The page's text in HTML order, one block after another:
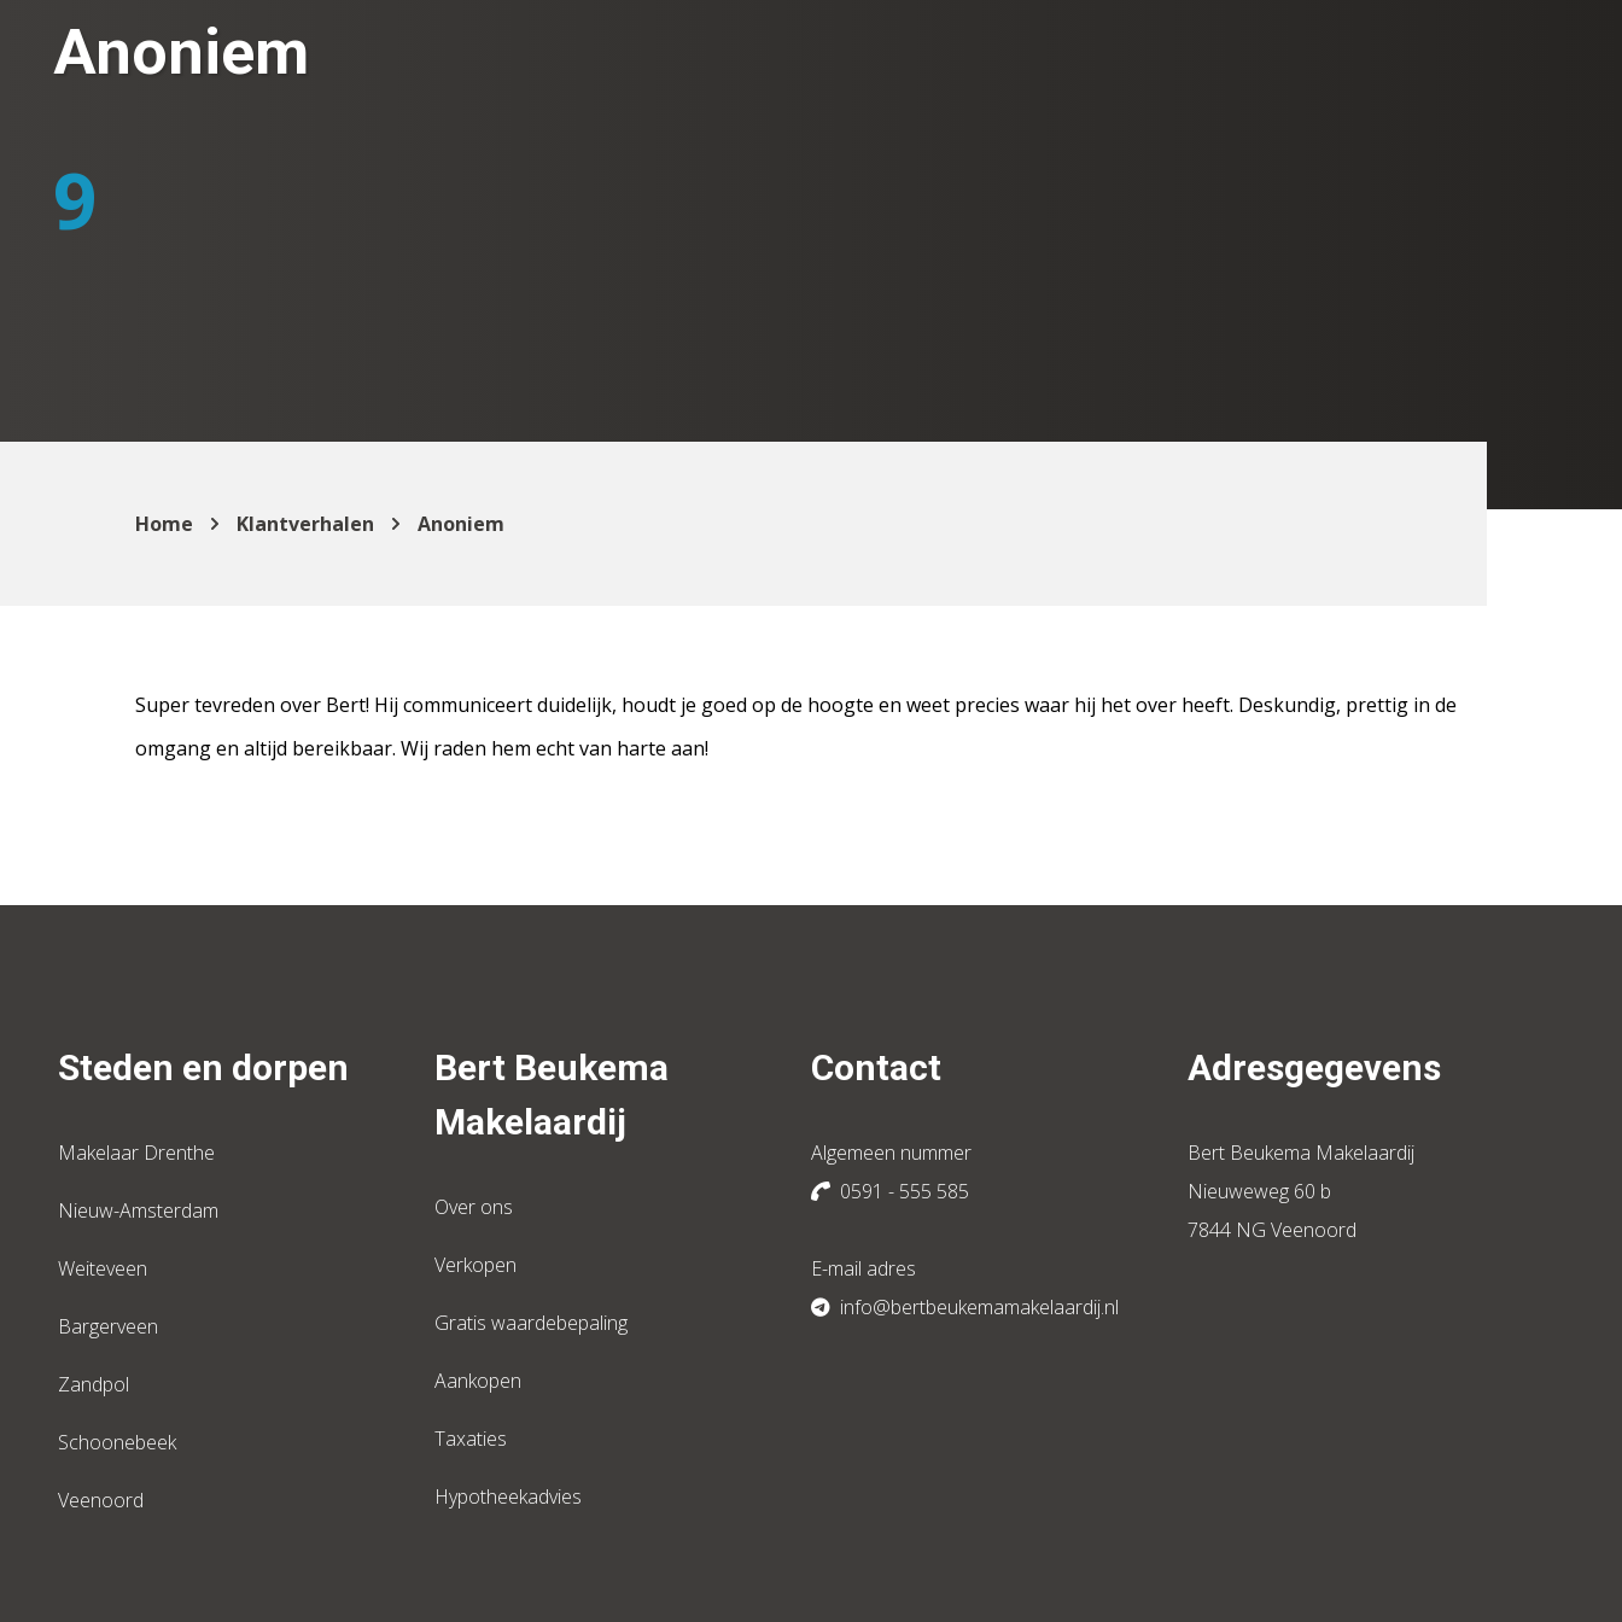
Anoniem
9
Home Klantverhalen Anoniem
Super tevreden over Bert! Hij communiceert duidelijk, houdt je goed op de hoogte en weet precies waar hij het over heeft. Deskundig, prettig in de
omgang en altijd bereikbaar. Wij raden hem echt van harte aan!
Steden en dorpen
Makelaar Drenthe
Nieuw-Amsterdam
Weiteveen
Bargerveen
Zandpol
Schoonebeek
Veenoord
Bert Beukema
Makelaardij
Over ons
Verkopen
Gratis waardebepaling
Aankopen
Taxaties
Hypotheekadvies
Contact
Algemeen nummer
0591 - 555 585
E-mail adres
info@bertbeukemamakelaardij.nl
Adresgegevens
Bert Beukema Makelaardij
Nieuweweg 60 b
7844 NG Veenoord